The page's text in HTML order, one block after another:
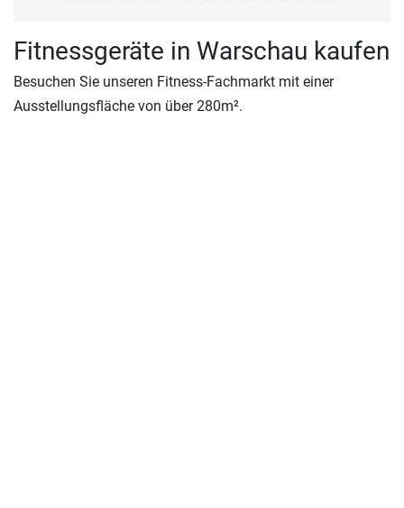
Fitnessgeräte in Warschau kaufen
Besuchen Sie unseren Fitness-Fachmarkt mit einer
Ausstellungsfläche von über 280m².